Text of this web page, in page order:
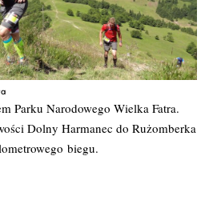
Parku Narodowego Wielka Fatra.
Dolny Harmanec do Rużomberka
biegu.